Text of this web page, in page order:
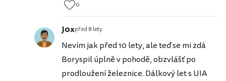
0
J0xpřed 8 lety
Nevím jak před 10 lety, ale teď se mi zdá
Boryspil úplně v pohodě, obzvlášť po
prodloužení železnice. Dálkový let s UIA